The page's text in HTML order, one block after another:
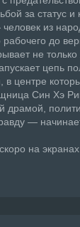
за статус и
из
рабочего до
не
цепь
в центре
Син Хэ
драмой,
—
на